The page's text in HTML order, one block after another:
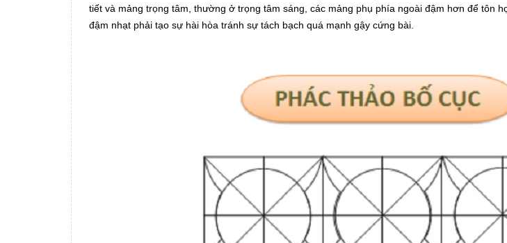
tiết và mảng trọng tâm, thường ở trọng tâm sáng, các mảng phụ phía ngoài đậm hơn để tôn
đậm nhạt phải tạo sự hài hòa tránh sự tách bạch quá mạnh gậy cứng bài.